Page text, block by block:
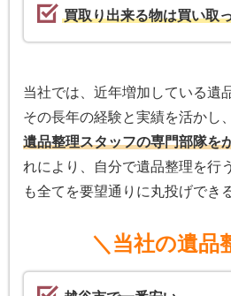
買取り出来る物は買い取
当社では、近年増加している遺
その長年の経験と実績を活かし、
遺品整理スタッフの専門部隊を
れにより、自分で遺品整理を行
も全てを要望通りに丸投げでき
＼当社の遺品